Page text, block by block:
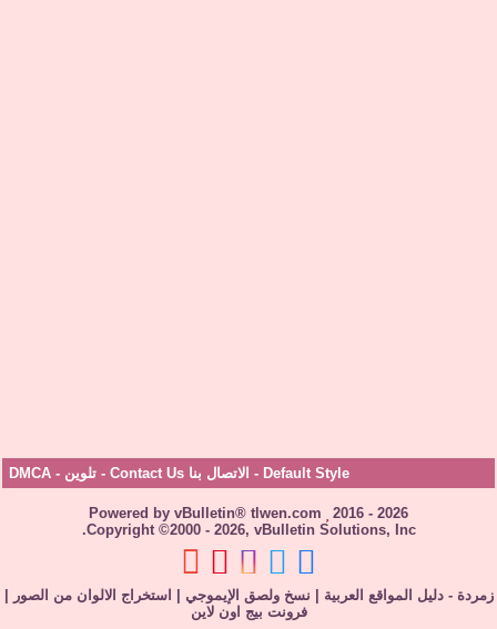
Default Style
- الاتصال بنا Contact Us - تلوين -
DMCA
Powered by vBulletin® tlwen.com
2016 - 2026
Copyright ©2000 - 2026, vBulletin Solutions, Inc.
زمردة - دليل المواقع العربية نسخ ولصق الإيموجي استخراج الالوان من الصور
فرونت بيج اون لاين